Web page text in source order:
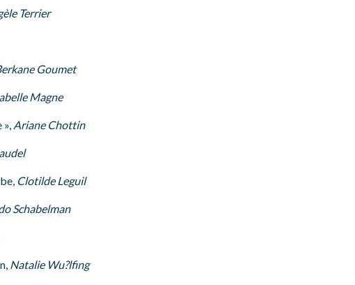
Terrier
Goumet
Magne
Ariane Chottin
Clotilde Leguil
Schabelman
Natalie Wu?lfing